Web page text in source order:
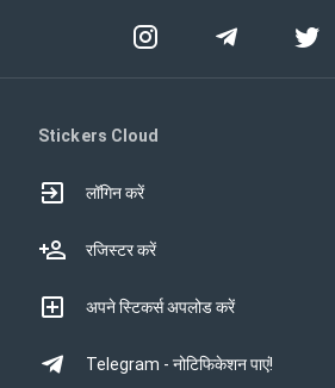
Stickers Cloud
लॉगिन करें
रजिस्टर करें
अपने स्टिकर्स अपलोड करें
Telegram - नोटिफिकेशन पाएं!